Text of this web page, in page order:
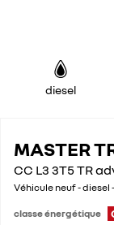
diesel
MASTER
CC L3 3T5 TR
Véhicule neuf -
classe énergétique